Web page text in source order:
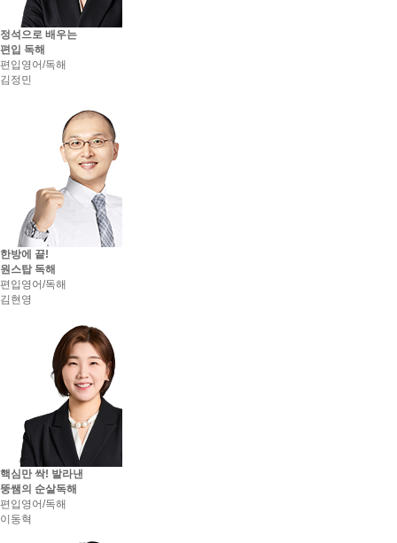
덕성여자대학교 최종합격 신*진
동국대학교 최종합격 박*연
단국대학교 최종합격 조*은
국민대학교 최종합격 문*균
동국대학교 최종합격 김*국
숭실대학교 최종합격 이*찬
동국대학교 최종합격 이*찬
명지대학교 최종합격 최*희
국민대학교 최종합격 윤*원
단국대학교 최종합격 김*솔
동국대학교 최종합격 강*형
명지대학교 최종합격 김*국
단국대학교 최종합격 유*선
명지대학교 최종합격 김*환
동국대학교 최종합격 김*준
동덕여자대학교 최종합격 최*진
명지대학교 최종합격 조*영
동국대학교 최종합격 윤*홍
단국대학교 최종합격 김*진
동국대학교 최종합격 이*석
국민대학교 최종합격 김*비
국민대학교 최종합격 지*훈
세종대학교 최종합격 두*우
아주대학교 최종합격 이*준
세종대학교 최종합격 유*훈
아주대학교 최종합격 김*수
세종대학교 최종합격 유*환
아주대학교 최종합격 정*준
세종대학교 최종합격 김*환
정석으로 배우는
편입 독해
편입영어/독해
김정민
한방에 끝!
원스탑 독해
편입영어/독해
김현영
핵심만 싹! 발라낸
뚱쌤의 순살독해
편입영어/독해
이동혁